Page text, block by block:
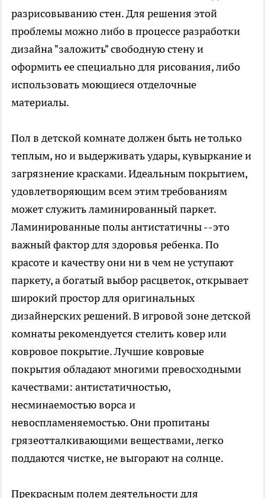
разрисовыванию стен. Для решения этой
проблемы можно либо в процессе разработки
дизайна "заложить" свободную стену и
оформить ее специально для рисования, либо
использовать моющиеся отделочные
материалы.
Пол в детской комнате должен быть не только
теплым, но и выдерживать удары, кувыркание и
загрязнение красками. Идеальным покрытием,
удовлетворяющим всем этим требованиям
может служить ламинированный паркет.
Ламинированные полы антистатичны --это
важный фактор для здоровья ребенка. По
красоте и качеству они ни в чем не уступают
паркету, а богатый выбор расцветок, открывает
широкий простор для оригинальных
дизайнерских решений. В игровой зоне детской
комнаты рекомендуется стелить ковер или
ковровое покрытие. Лучшие ковровые
покрытия обладают многими превосходными
качествами: антистатичностью,
несминаемостью ворса и
невоспламеняемостью. Они пропитаны
грязеотталкивающими веществами, легко
поддаются чистке, не выгорают на солнце.
Прекрасным полем деятельности для